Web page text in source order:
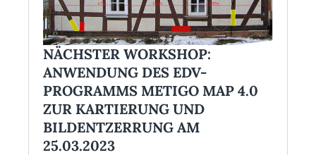
NÄCHSTER WORKSHOP:
ANWENDUNG DES EDV-
PROGRAMMS METIGO MAP 4.0
ZUR KARTIERUNG UND
BILDENTZERRUNG AM
25.03.2023